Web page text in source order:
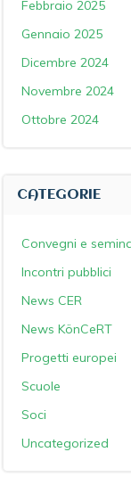
Febbraio 2025
Gennaio 2025
Dicembre 2024
Novembre 2024
Ottobre 2024
CATEGORIE
Convegni e
Incontri pubblici
News CER
News KönCeRT
Progetti europei
Scuole
Soci
Uncategorized